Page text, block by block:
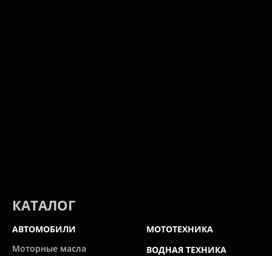
КАТАЛОГ
АВТОМОБИЛИ
Моторные масла
МОТОТЕХНИКА
ВОДНАЯ ТЕХНИКА